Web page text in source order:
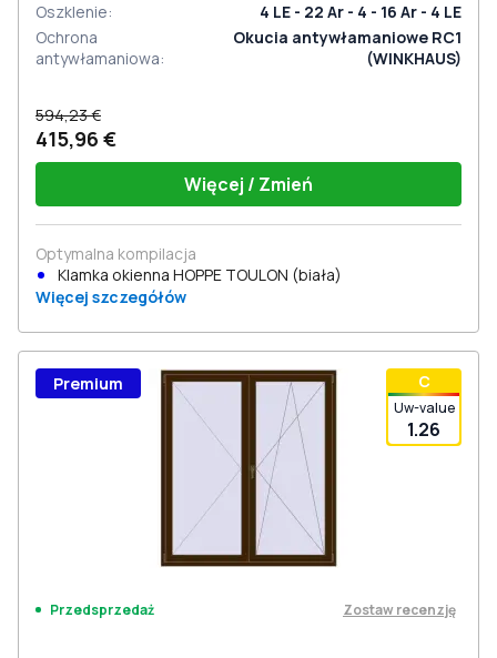
Oszklenie:
4 LE - 22 Ar - 4 - 16 Ar - 4 LE
Ochrona
antywłamaniowa:
Okucia antywłamaniowe RC1
(WINKHAUS)
594,23 €
415,96 €
Więcej / Zmień
Optymalna kompilacja
Klamka okienna HOPPE TOULON (biała)
Więcej szczegółów
С
Uw-value
1.26
Premium
Przedsprzedaż Zostaw recenzję